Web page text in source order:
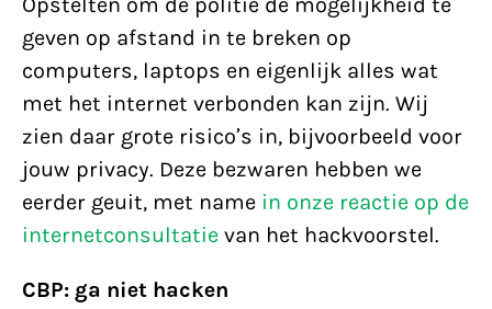
geven op afstand in te breken op
computers, laptops en eigenlijk alles wat
met het internet verbonden kan zijn. Wij
zien daar grote risico’s in, bijvoorbeeld voor
jouw privacy. Deze bezwaren hebben we
eerder geuit, met name in onze reactie op de
internetconsultatie van het hackvoorstel.
CBP: ga niet hacken